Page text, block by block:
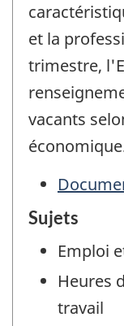
et la
trimestre,
vacants
Sujets
Emploi
Heures
travail